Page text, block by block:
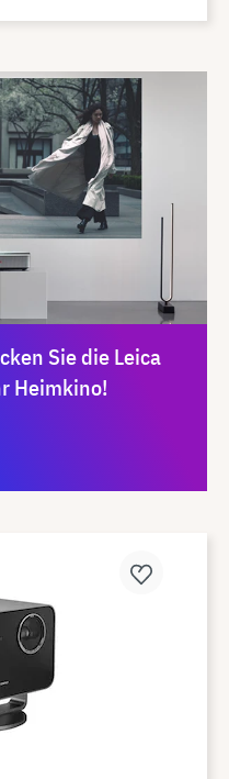
Sie die Leica
Heimkino!